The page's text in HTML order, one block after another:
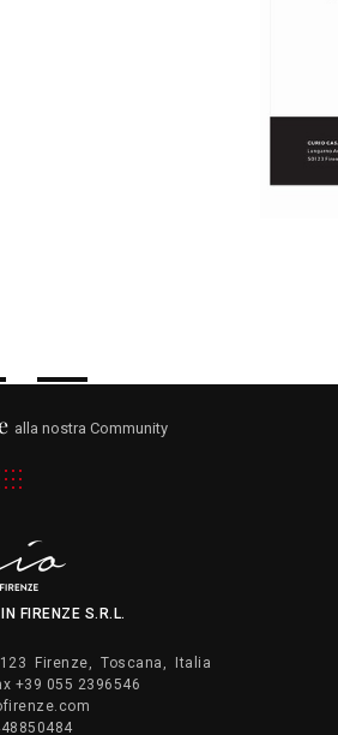
alla nostra Community
FIRENZE S.R.L.
Firenze, Toscana ,
Italia
+39 055 2396546